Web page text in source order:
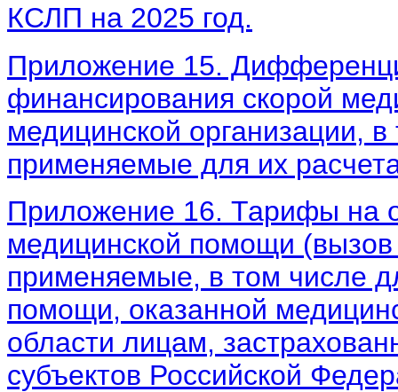
КСЛП на 2025 год.
Приложение 15.
финансирования скорой
медицинской организации,
применяемые для их
Приложение 16. Тарифы на
медицинской помощи
применяемые, в том числе
помощи, оказанной
области лицам,
субъектов Российской